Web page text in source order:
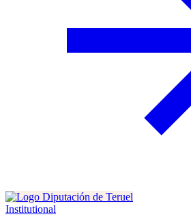
Institutional